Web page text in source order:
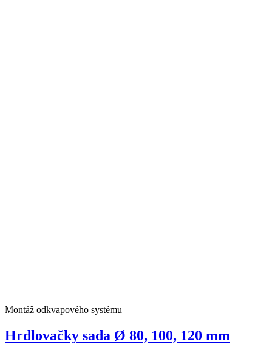
Montáž odkvapového systému
Hrdlovačky sada Ø 80, 100, 120 mm